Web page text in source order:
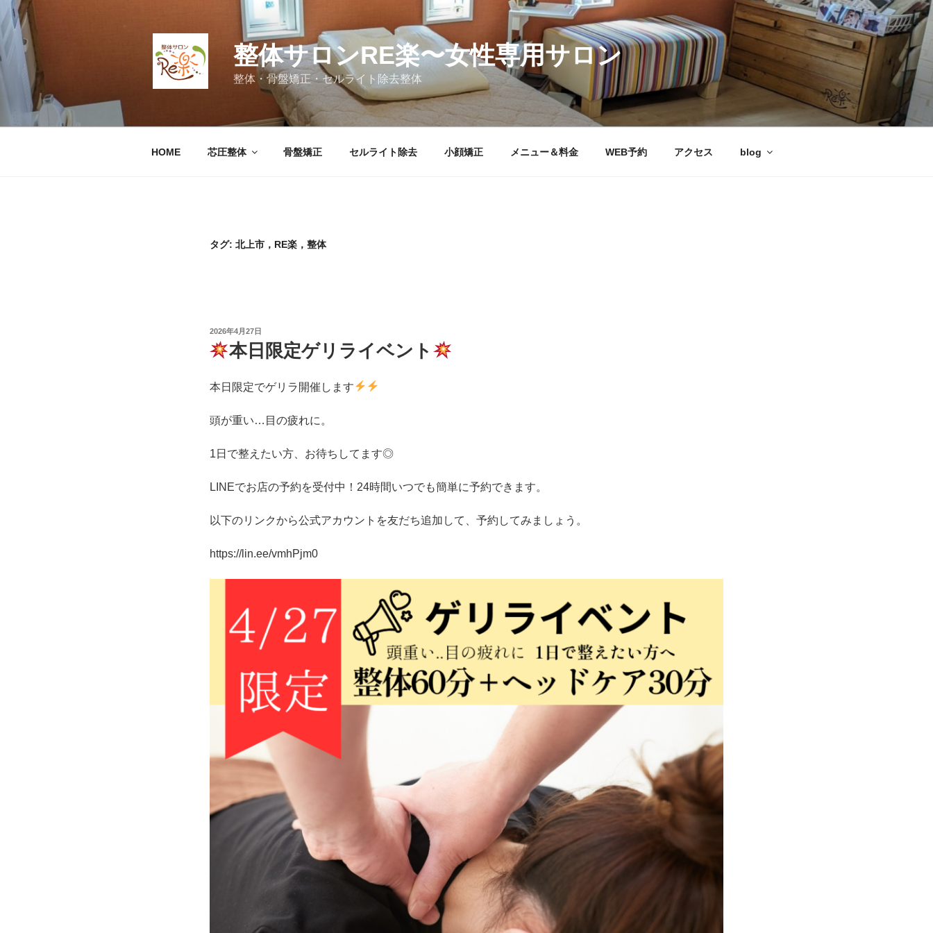
ン
テ
ン
キ
整体サロンRE楽〜女性専用サロン
整体・骨盤矯正・セルライト除去整体
HOME 芯圧整体 骨盤矯正 セルライト除去 小顔矯正 メニュー＆料金 WEB予約 アクセス blog
タグ: 北上市，RE楽，整体
投
稿
日:
2026年4月27日
本日限定ゲリライベント
本日限定でゲリラ開催します
頭が重い…目の疲れに。
1日で整えたい方、お待ちしてます◎
LINEでお店の予約を受付中！24時間いつでも簡単に予約できます。
以下のリンクから公式アカウントを友だち追加して、予約してみましょう。
https://lin.ee/vmhPjm0